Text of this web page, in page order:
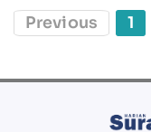
Previous 1